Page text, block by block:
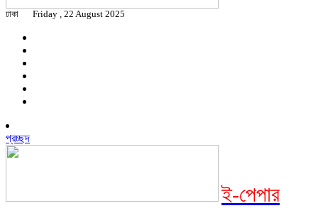
ঢাকা Friday , 22 August 2025
প্রচ্ছদ
ই-পেপার